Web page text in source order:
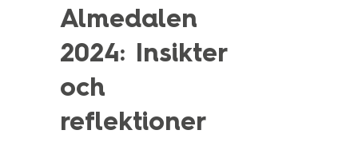
Technology Management
Branschexpertis
Hälsa & sjukvård
Schweiz
Storbritannien
Almedalen
2024: Insikter
och
reflektioner